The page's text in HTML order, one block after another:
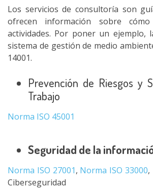
Los servicios de consultoría son
ofrecen información sobre
actividades. Por poner un ejemplo,
sistema de gestión de medio
14001.
Prevención de Riesgos y
Trabajo
Norma ISO 45001
Seguridad de la
Norma ISO 27001, Norma ISO 33000,
Ciberseguridad